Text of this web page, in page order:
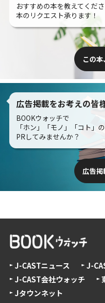
おすすめの本を教えてくださ
本のリクエスト承ります！
この
広告掲載をお考えの皆
BOOKウォッチで
「ホン」「モノ」「コト」の
PRしてみませんか？
広告
J-CASTニュース
J-
J-CAST会社ウォッチ
Jタウンネット